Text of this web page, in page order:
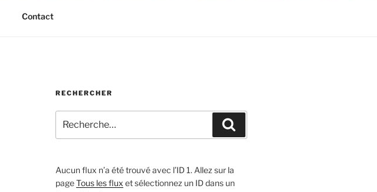
Contact
RECHERCHER
pour
:
Aucun flux n’a été trouvé avec l’ID 1. Allez sur la
pageTous les flux et sélectionnez un ID dans un